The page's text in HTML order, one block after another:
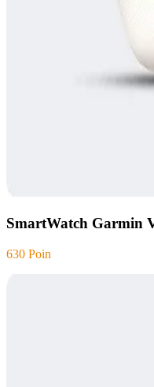
SmartWatch Garmin
630 Poin